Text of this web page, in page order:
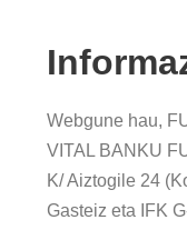
Webgune hau,
VITAL BANKU
K/ Aiztogile 24
Gasteiz eta IFK